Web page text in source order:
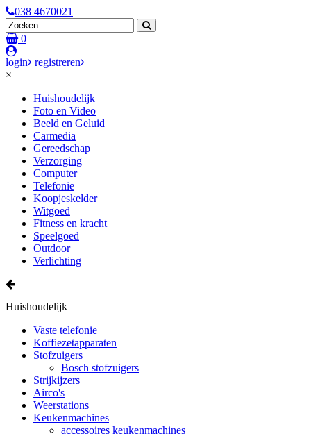
038 4670021
0
login
registreren
×
Huishoudelijk
Foto en Video
Beeld en Geluid
Carmedia
Gereedschap
Verzorging
Computer
Telefonie
Koopjeskelder
Witgoed
Fitness en kracht
Speelgoed
Outdoor
Verlichting
Huishoudelijk
Vaste telefonie
Koffiezetapparaten
Stofzuigers
Bosch stofzuigers
Strijkijzers
Airco's
Weerstations
Keukenmachines
accessoires keukenmachines